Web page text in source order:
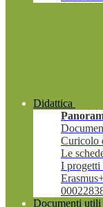
Didattica
Curicolo
Le
I progetti
Documenti utili